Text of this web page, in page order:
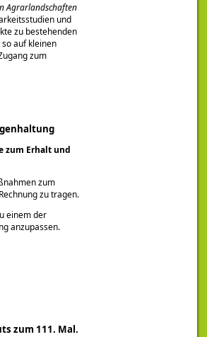
Agrarlandschaften
und
zu bestehenden
auf kleinen
zum
zum Erhalt und
zum
zu tragen.
einem der
anzupassen.
zum 111. Mal.